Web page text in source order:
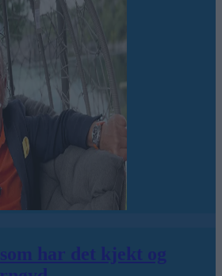
har det kjekt og